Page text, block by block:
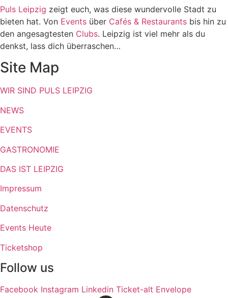
Puls Leipzig zeigt euch, was diese wundervolle Stadt zu
bieten hat. Von Events über Cafés & Restaurants bis hin zu
den angesagtesten Clubs. Leipzig ist viel mehr als du
denkst, lass dich überraschen…
Site Map
WIR SIND PULS LEIPZIG
NEWS
EVENTS
GASTRONOMIE
DAS IST LEIPZIG
Impressum
Datenschutz
Events Heute
Ticketshop
Follow us
Facebook Instagram Linkedin Ticket-alt Envelope